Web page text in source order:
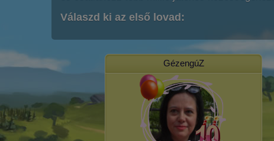
Válaszd ki az első lovad:
GézengúZ